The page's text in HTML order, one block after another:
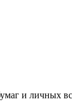
и личных